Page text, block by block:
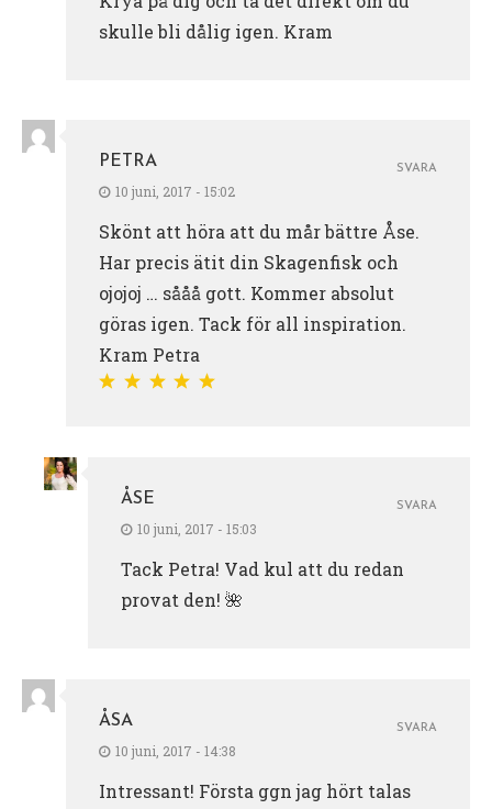
skulle bli dålig igen. Kram
PETRA
10 juni, 2017 - 15:02
Skönt att höra att du mår bättre Åse.
Har precis ätit din Skagenfisk och
ojojoj … sååå gott. Kommer absolut
göras igen. Tack för all inspiration.
Kram Petra
SVARA
ÅSE
10 juni, 2017 - 15:03
Tack Petra! Vad kul att du redan
provat den! 🌺
SVARA
ÅSA
10 juni, 2017 - 14:38
Intressant! Första ggn jag hört talas
SVARA